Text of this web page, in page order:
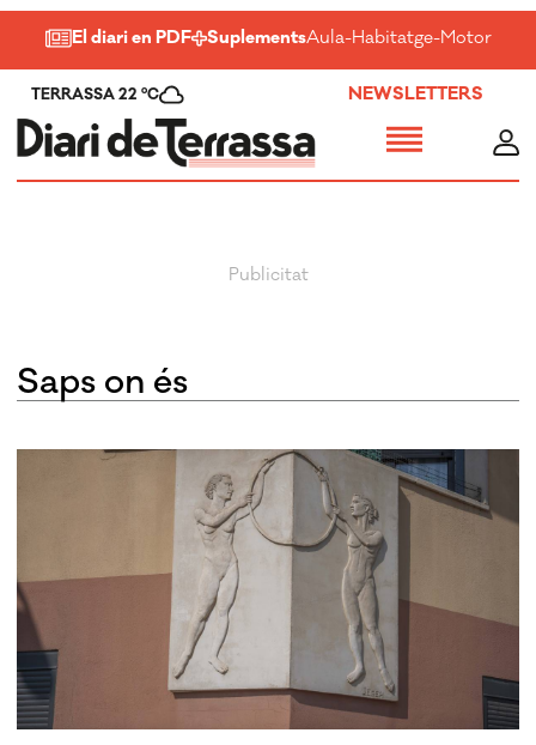
El diari en PDF SuplementsAula-Habitatge-Motor-
TERRASSA 22 ºC NEWSLETTERS
Saps on és